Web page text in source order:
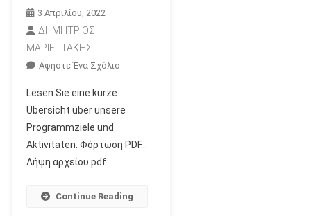
3 Απριλίου, 2022
ΔΗΜΗΤΡΙΟΣ
ΜΑΡΙΕΤΤΑΚΗΣ
Αφήστε Ένα ΣχόλιοΓια
Pläne.
Kurze
Lesen Sie eine kurze
Übersicht über unsere
Programmziele und
Aktivitäten. Φόρτωση PDF…
Λήψη αρχείου pdf.
Continue Reading